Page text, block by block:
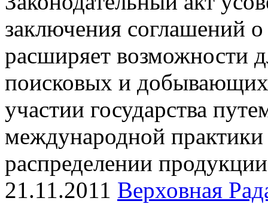
заключения соглашений
расширяет возможности
поисковых и
участии государства
международной
распределении продукции
21.11.2011 Верховная